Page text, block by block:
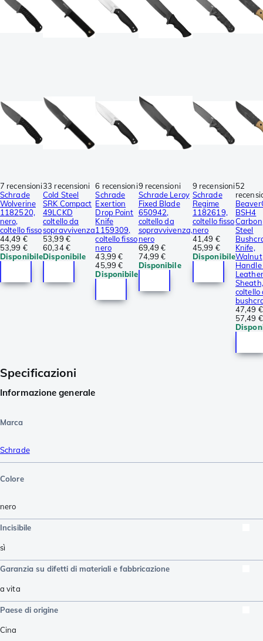
7 recensioni
Schrade
Wolverine
1182520,
nero,
coltello fisso
44,49 €
53,99 €
Disponibile
33 recensioni
Cold Steel
SRK Compact
49LCKD
coltello da
sopravvivenza
53,99 €
60,34 €
Disponibile
6 recensioni
Schrade
Exertion
Drop Point
Knife
1159309,
coltello fisso
nero
43,99 €
45,99 €
Disponibile
9 recensioni
Schrade Leroy
Fixed Blade
650942,
coltello da
sopravvivenza,
nero
69,49 €
74,99 €
Disponibile
9 recensioni
Schrade
Regime
1182619,
coltello fisso
nero
41,49 €
45,99 €
Disponibile
52
BSH4
Carbon
Steel
Knife,
Walnut
Leather
Sheath,
coltello
47,49 €
57,49 €
Specificazioni
Informazione generale
Marca
Schrade
Colore
nero
Incisibile
sì
Garanzia su difetti di materiali e fabbricazione
a vita
Paese di origine
Cina